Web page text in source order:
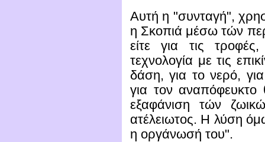
Αυτή η "συνταγή",
η Σκοπιά μέσω τών
είτε για τις
τεχνολογία με τις
δάση, για το νερό,
για τον αναπόφευκτο
εξαφάνιση τών
ατέλειωτος. Η λύση
η οργάνωσή του".